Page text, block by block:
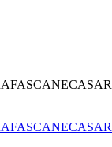
CANECASAR
CANECASAR